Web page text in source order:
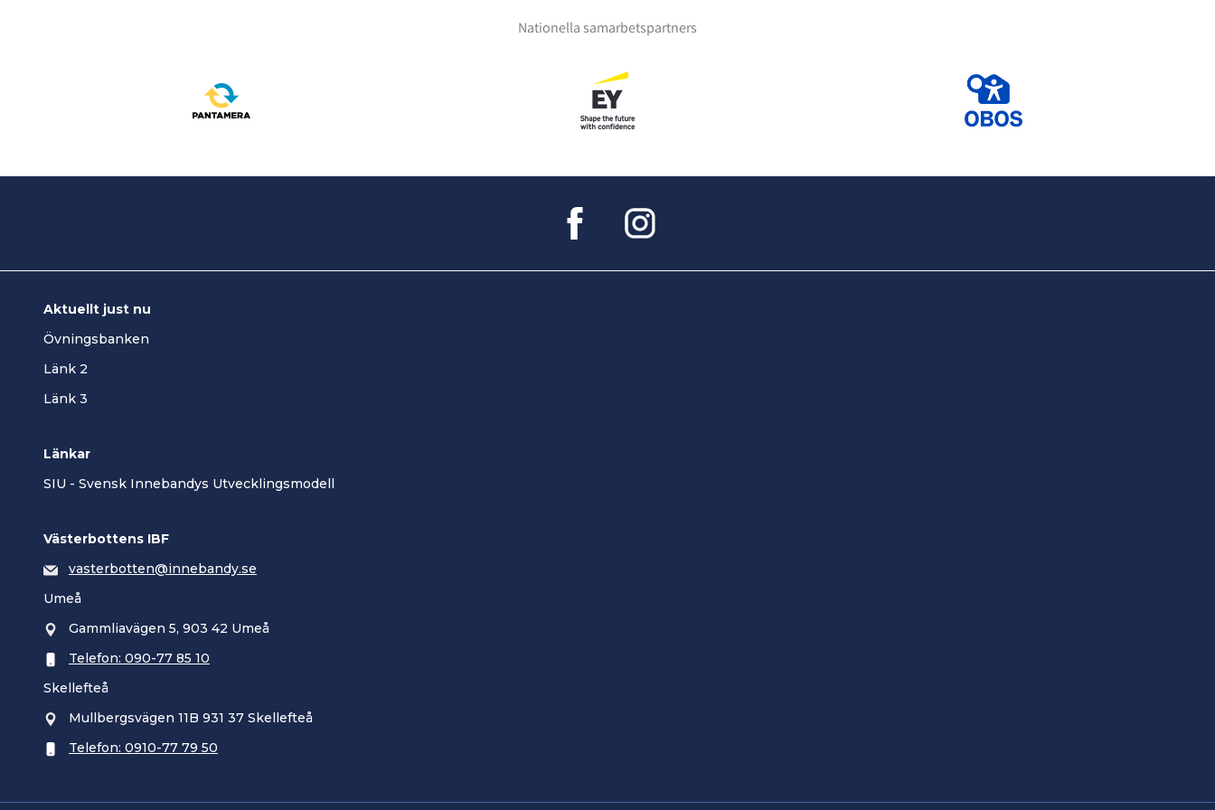
Nationella samarbetspartners
Aktuellt just nu
Övningsbanken
Länk 2
Länk 3
Länkar
SIU - Svensk Innebandys Utvecklingsmodell
Västerbottens IBF
vasterbotten@innebandy.se
Umeå
Gammliavägen 5, 903 42 Umeå
Telefon: 090-77 85 10
Skellefteå
Mullbergsvägen 11B 931 37 Skellefteå
Telefon: 0910-77 79 50